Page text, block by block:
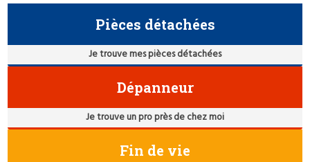
Pièces détachées
Je trouve mes pièces détachées
Dépanneur
Je trouve un pro près de chez moi
Fin de vie